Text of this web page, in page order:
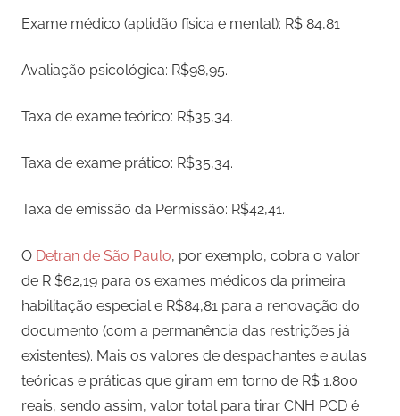
Exame médico (aptidão física e mental): R$ 84,81
Avaliação psicológica: R$98,95.
Taxa de exame teórico: R$35,34.
Taxa de exame prático: R$35,34.
Taxa de emissão da Permissão: R$42,41.
O Detran de São Paulo, por exemplo, cobra o valor
de R $62,19 para os exames médicos da primeira
habilitação especial e R$84,81 para a renovação do
documento (com a permanência das restrições já
existentes). Mais os valores de despachantes e aulas
teóricas e práticas que giram em torno de R$ 1.800
reais, sendo assim, valor total para tirar CNH PCD é